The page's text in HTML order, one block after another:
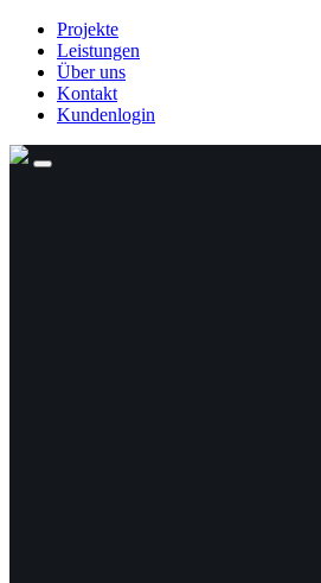
Projekte
Leistungen
Über uns
Kontakt
Kundenlogin